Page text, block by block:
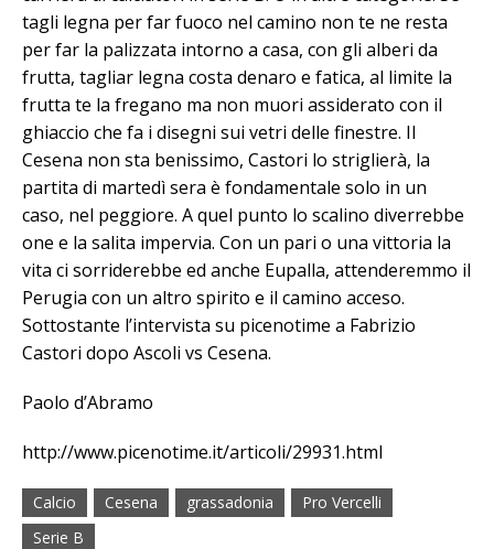
tagli legna per far fuoco nel camino non te ne resta
per far la palizzata intorno a casa, con gli alberi da
frutta, tagliar legna costa denaro e fatica, al limite la
frutta te la fregano ma non muori assiderato con il
ghiaccio che fa i disegni sui vetri delle finestre. Il
Cesena non sta benissimo, Castori lo striglierà, la
partita di martedì sera è fondamentale solo in un
caso, nel peggiore. A quel punto lo scalino diverrebbe
one e la salita impervia. Con un pari o una vittoria la
vita ci sorriderebbe ed anche Eupalla, attenderemmo il
Perugia con un altro spirito e il camino acceso.
Sottostante l’intervista su picenotime a Fabrizio
Castori dopo Ascoli vs Cesena.
Paolo d’Abramo
http://www.picenotime.it/articoli/29931.html
Calcio Cesena grassadonia
Pro Vercelli
Serie B